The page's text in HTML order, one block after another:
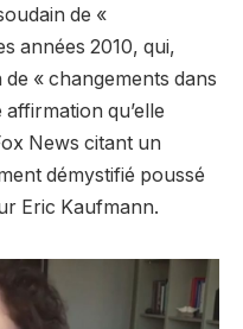
de «
années 2010, qui,
« changements dans
affirmation qu’elle
News citant un
démystifié poussé
Eric Kaufmann.